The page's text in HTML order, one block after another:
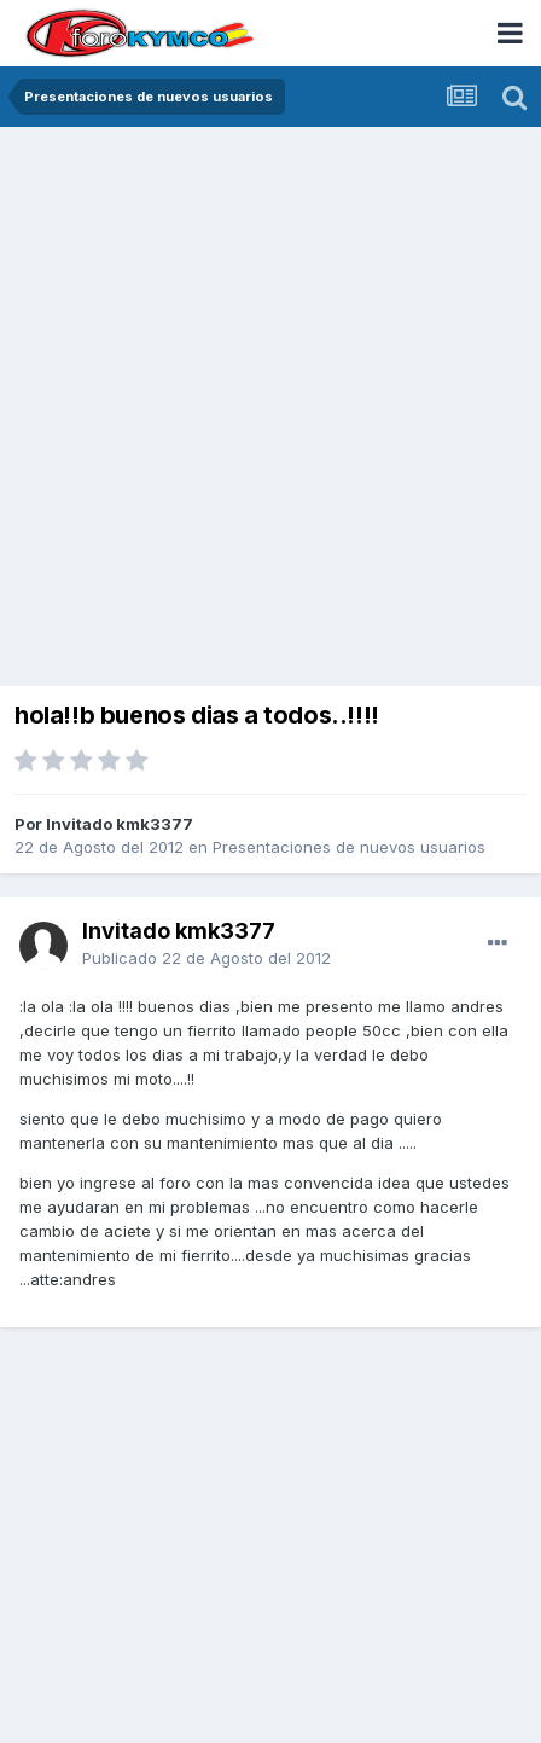
Presentaciones de nuevos usuarios
hola!!b buenos dias a todos..!!!!
Por Invitado kmk3377
22 de Agosto del 2012 en Presentaciones de nuevos usuarios
Invitado kmk3377
Publicado 22 de Agosto del 2012
:la ola :la ola !!!! buenos dias ,bien me presento me llamo andres
,decirle que tengo un fierrito llamado people 50cc ,bien con ella
me voy todos los dias a mi trabajo,y la verdad le debo
muchisimos mi moto....!!
siento que le debo muchisimo y a modo de pago quiero
mantenerla con su mantenimiento mas que al dia .....
bien yo ingrese al foro con la mas convencida idea que ustedes
me ayudaran en mi problemas ...no encuentro como hacerle
cambio de aciete y si me orientan en mas acerca del
mantenimiento de mi fierrito....desde ya muchisimas gracias
...atte:andres